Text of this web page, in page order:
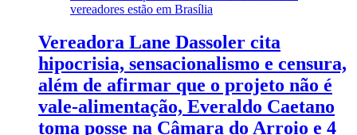
Vereadora Lane Dassoler cita
hipocrisia, sensacionalismo e censura,
além de afirmar que o projeto não é
vale-alimentação, Everaldo Caetano
toma posse na Câmara do Arroio e 4